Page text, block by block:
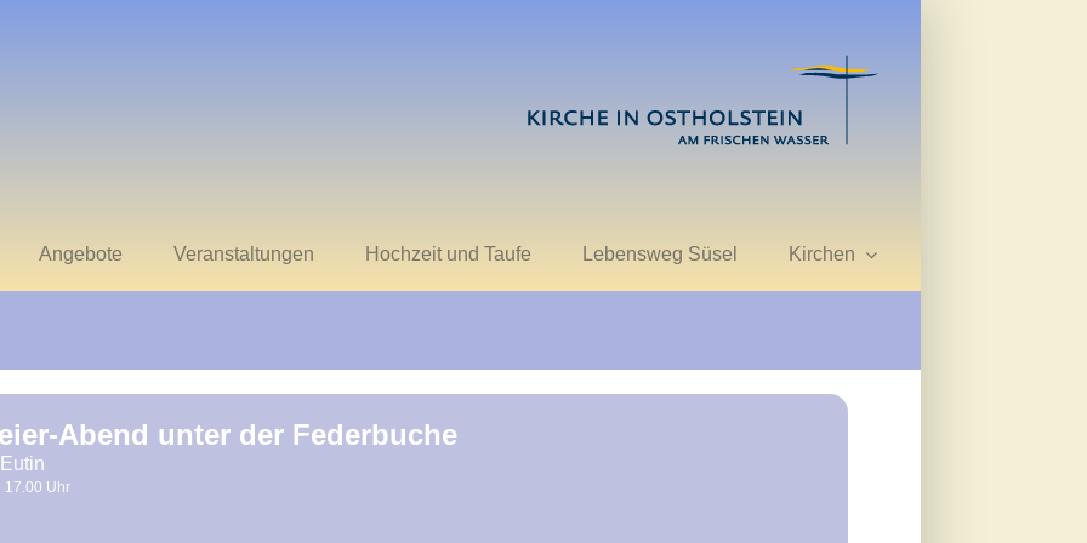
Angebote Veranstaltungen Hochzeit und Taufe Lebensweg Süsel Kirchen
Abend unter der Federbuche
17.00 Uhr